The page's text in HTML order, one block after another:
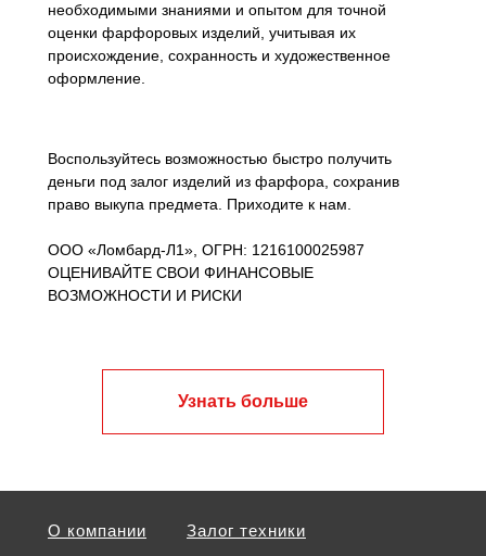
необходимыми знаниями и опытом для точной
оценки фарфоровых изделий, учитывая их
происхождение, сохранность и художественное
оформление.
Узнать больше
Воспользуйтесь возможностью быстро получить
деньги под залог изделий из фарфора, сохранив
право выкупа предмета. Приходите к нам.
ООО «Ломбард-Л1», ОГРН: 1216100025987
ОЦЕНИВАЙТЕ СВОИ ФИНАНСОВЫЕ
ВОЗМОЖНОСТИ И РИСКИ
Залог техники
О компании